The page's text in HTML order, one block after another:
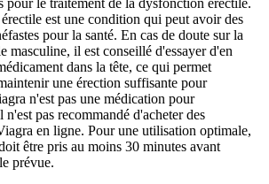
pour le traitement de la dysfonction érectile.
est une condition qui peut avoir des
pour la santé. En cas de doute sur la
masculine, il est conseillé d'essayer d'en
dans la tête, ce qui permet
une érection suffisante pour
n'est pas une médication pour
pas recommandé d'acheter des
en ligne. Pour une utilisation optimale,
être pris au moins 30 minutes avant
prévue.